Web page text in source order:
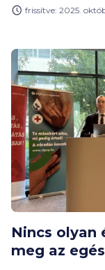
idő – hívta fel a
első felében
forintot, így
rekordot hoz
frissítve: 2025.
Nincs olyan
meg az